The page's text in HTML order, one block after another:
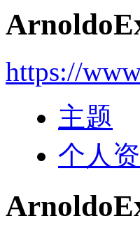
https://
主题
个人